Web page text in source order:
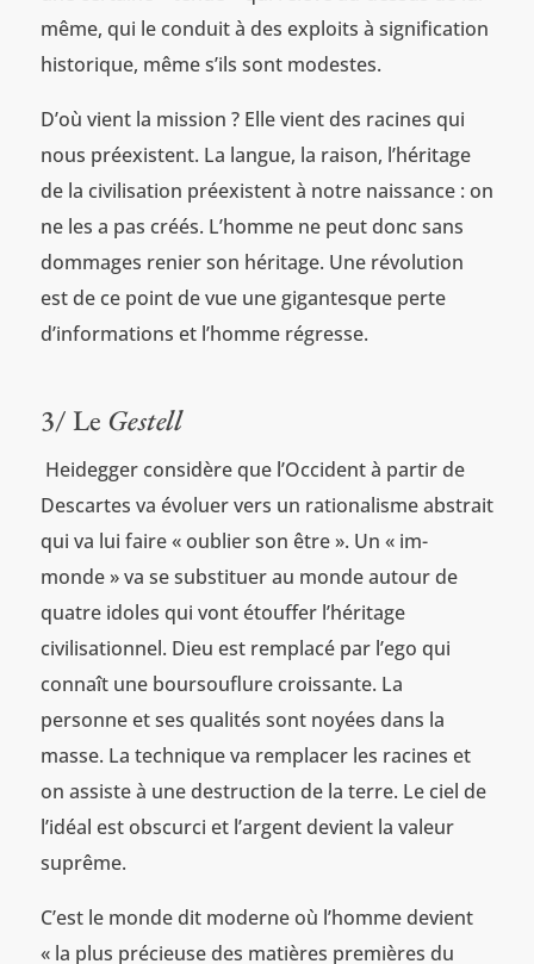
même, qui le conduit à des exploits à signification
historique, même s’ils sont modestes.
D’où vient la mission ? Elle vient des racines qui
nous préexistent. La langue, la raison, l’héritage
de la civilisation préexistent à notre naissance : on
ne les a pas créés. L’homme ne peut donc sans
dommages renier son héritage. Une révolution
est de ce point de vue une gigantesque perte
d’informations et l’homme régresse.
3/ Le Gestell
Heidegger considère que l’Occident à partir de
Descartes va évoluer vers un rationalisme abstrait
qui va lui faire « oublier son être ». Un « im-
monde » va se substituer au monde autour de
quatre idoles qui vont étouffer l’héritage
civilisationnel. Dieu est remplacé par l’ego qui
connaît une boursouflure croissante. La
personne et ses qualités sont noyées dans la
masse. La technique va remplacer les racines et
on assiste à une destruction de la terre. Le ciel de
l’idéal est obscurci et l’argent devient la valeur
suprême.
C’est le monde dit moderne où l’homme devient
« la plus précieuse des matières premières du